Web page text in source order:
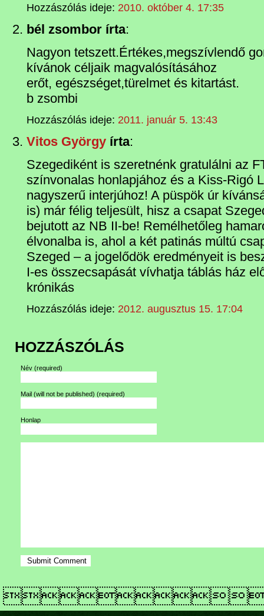
Hozzászólás ideje: 2010. október 4. 17:35
bél zsombor írta:
Nagyon tetszett.Értékes,megszívlendő
kívánok céljaik magvalósításához
erőt, egészséget,türelmet és kitartást.
b zsombi
Hozzászólás ideje: 2011. január 5. 13:43
Vitos György írta:
Szegediként is szeretnénk gratulálni az
színvonalas honlapjához és a Kiss-Rigó
nagyszerű interjúhoz! A püspök úr
is) már félig teljesült, hisz a csapat
bejutott az NB II-be! Remélhetőleg
élvonalba is, ahol a két patinás múltú
Szeged – a jogelődök eredményeit is
I-es összecsapását vívhatja táblás ház
krónikás
Hozzászólás ideje: 2012. augusztus 15. 17:04
HOZZÁSZÓLÁS
Név (required)
Mail (will not be published) (required)
Honlap